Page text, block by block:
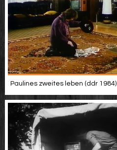
Paulines zweites leben (ddr 1984)